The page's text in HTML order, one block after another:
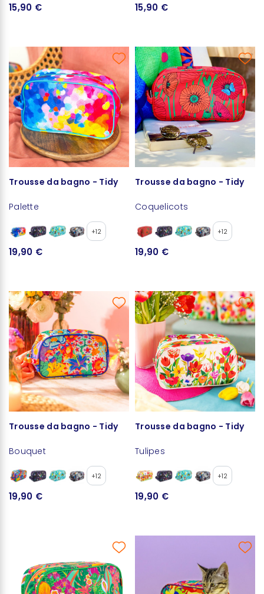
15,90 € 15,90 €
Trousse da bagno - Tidy
Palette
+12
19,90 €
Trousse da bagno - Tidy
Coquelicots
+12
19,90 €
Trousse da bagno - Tidy
Bouquet
+12
19,90 €
Trousse da bagno - Tidy
Tulipes
+12
19,90 €